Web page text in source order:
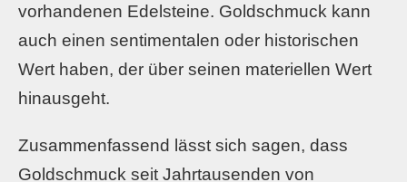
vorhandenen Edelsteine. Goldschmuck kann
auch einen sentimentalen oder historischen
Wert haben, der über seinen materiellen Wert
hinausgeht.
Zusammenfassend lässt sich sagen, dass
Goldschmuck seit Jahrtausenden von